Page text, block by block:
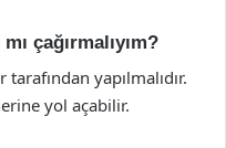
çağırmalıyım?
yapılmalıdır.
yol açabilir.